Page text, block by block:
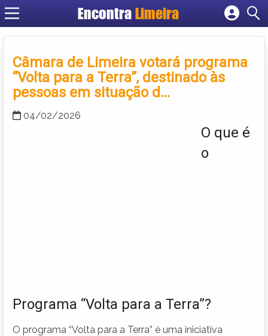
Encontra Limeira
Cadastrar empresa
Criar conta
Câmara de Limeira votará programa
“Volta para a Terra”, destinado às
pessoas em situação d…
04/02/2026
O que é
o
Programa “Volta para a Terra”?
O programa “Volta para a Terra” é uma iniciativa